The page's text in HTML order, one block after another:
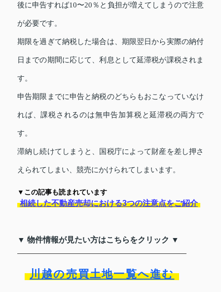
後に申告すれば10〜20％と負担が増えてしまうので注意
が必要です。
期限を過ぎて納税した場合は、期限翌日から実際の納付
日までの期間に応じて、利息として延滞税が課税されま
す。
申告期限までに申告と納税のどちらもおこなっていなけ
れば、課税されるのは無申告加算税と延滞税の両方で
す。
滞納し続けてしまうと、国税庁によって財産を差し押さ
えられてしまい、競売にかけられてしまいます。
▼この記事も読まれています
相続した不動産売却における3つの注意点をご紹介
▼ 物件情報が見たい方はこちらをクリック ▼
川越の売買土地一覧へ進む